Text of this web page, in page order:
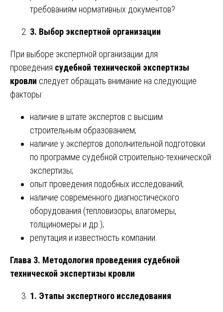
требованиям нормативных документов?
3. Выбор экспертной организации
При выборе экспертной организации для
проведения судебной технической экспертизы
кровли следует обращать внимание на следующие
факторы:
наличие в штате экспертов с высшим
строительным образованием;
наличие у экспертов дополнительной подготовки
по программе судебной строительно-технической
экспертизы;
опыт проведения подобных исследований;
наличие современного диагностического
оборудования (тепловизоры, влагомеры,
толщиномеры и др.);
репутация и известность компании.
Глава 3. Методология проведения судебной
технической экспертизы кровли
1. Этапы экспертного исследования